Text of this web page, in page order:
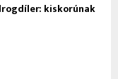
kiskorúnak